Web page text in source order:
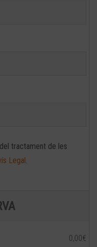
tractament de les
Legal .
0,00€